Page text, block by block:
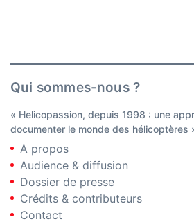
Qui sommes-nous ?
« Helicopassion, depuis 1998 : une
documenter le monde des hélicoptères
A propos
Audience & diffusion
Dossier de presse
Crédits & contributeurs
Contact